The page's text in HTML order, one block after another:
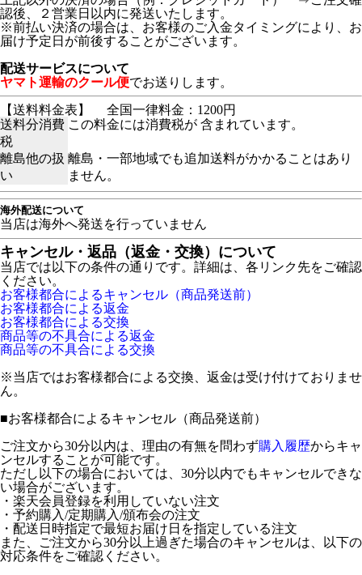
認後、２営業日以内に発送いたします。
※前払い決済の場合は、お客様のご入金タイミングにより、お
届け予定日が前後することがございます。
配送サービスについて
ヤマト運輸のクール便でお送りします。
【送料料金表】
全国一律料金：1200円
送料分消費
税
この料金には消費税が 含まれています。
離島他の扱
い
離島・一部地域でも追加送料がかかることはあり
ません。
海外配送について
当店は海外へ発送を行っていません
キャンセル・返品（返金・交換）について
当店では以下の条件の通りです。詳細は、各リンク先をご確認
ください。
お客様都合によるキャンセル（商品発送前）
お客様都合による返金
お客様都合による交換
商品等の不具合による返金
商品等の不具合による交換
※当店ではお客様都合による交換、返金は受け付けておりませ
ん。
■お客様都合によるキャンセル（商品発送前）
ご注文から30分以内は、理由の有無を問わず購入履歴からキャ
ンセルすることが可能です。
ただし以下の場合においては、30分以内でもキャンセルできな
い場合がございます。
・楽天会員登録を利用していない注文
・予約購入/定期購入/頒布会の注文
・配送日時指定で最短お届け日を指定している注文
また、ご注文から30分以上過ぎた場合のキャンセルは、以下の
対応条件をご確認ください。